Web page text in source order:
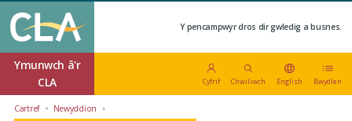
Y pencampwyr dros dir gwledig a busnes.
Ymunwch â'r
CLA
Cyfrif Chwiliwch English Bwydlen
Cartref Newyddion